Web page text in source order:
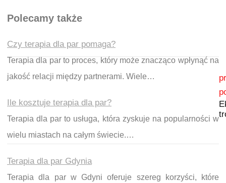
Polecamy także
Czy terapia dla par pomaga?
Terapia dla par to proces, który może znacząco wpłynąć na
jakość relacji między partnerami. Wiele…
Ile kosztuje terapia dla par?
Terapia dla par to usługa, która zyskuje na popularności w
wielu miastach na całym świecie.…
Terapia dla par Gdynia
Terapia dla par w Gdyni oferuje szereg korzyści, które
Nawigacja wpisu